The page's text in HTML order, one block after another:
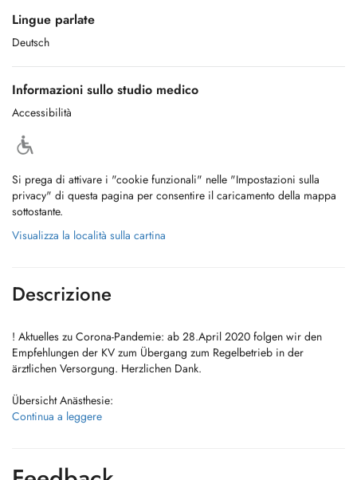
Lingue parlate
Deutsch
Informazioni sullo studio medico
Accessibilità
Si prega di attivare i "cookie funzionali" nelle "Impostazioni sulla
privacy" di questa pagina per consentire il caricamento della mappa
sottostante.
Visualizza la località sulla cartina
Descrizione
! Aktuelles zu Corona-Pandemie: ab 28.April 2020 folgen wir den
Empfehlungen der KV zum Übergang zum Regelbetrieb in der
ärztlichen Versorgung. Herzlichen Dank.
Übersicht Anästhesie:
Vor Operationen
Dieses Gespräch sollte ca. eine Woche vor einer geplanten Operation
Continua a leggere